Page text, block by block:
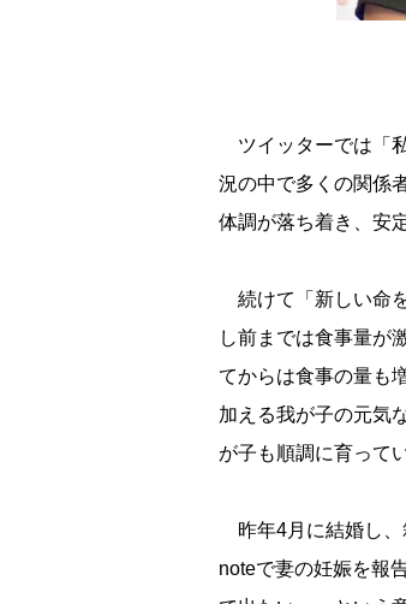
ツイッターでは「
況の中で多くの関係
体調が落ち着き、安
続けて「新しい命
し前までは食事量が
てからは食事の量も
加える我が子の元気
が子も順調に育って
昨年4月に結婚し、
noteで妻の妊娠を報